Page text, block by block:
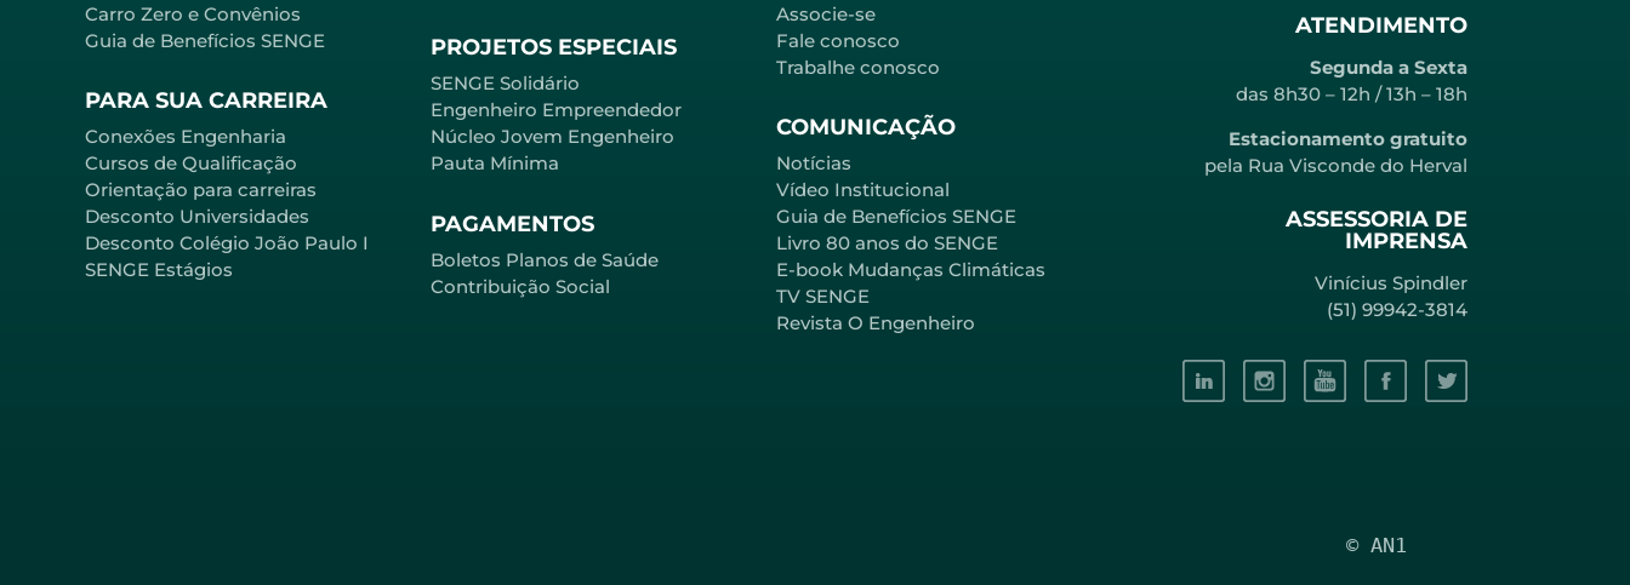
Carro Zero e Convênios
Guia de Benefícios SENGE
PARA SUA CARREIRA
Conexões Engenharia
Cursos de Qualificação
Orientação para carreiras
Desconto Universidades
Desconto Colégio João Paulo I
SENGE Estágios
PROJETOS ESPECIAIS
SENGE Solidário
Engenheiro Empreendedor
Núcleo Jovem Engenheiro
Pauta Mínima
PAGAMENTOS
Boletos Planos de Saúde
Contribuição Social
Associe-se
Fale conosco
Trabalhe conosco
COMUNICAÇÃO
Notícias
Vídeo Institucional
Guia de Benefícios SENGE
Livro 80 anos do SENGE
E-book Mudanças Climáticas
TV SENGE
Revista O Engenheiro
ATENDIMENTO
Segunda a Sexta
das 8h30 – 12h / 13h – 18h
Estacionamento gratuito
pela Rua Visconde do Herval
ASSESSORIA DE
IMPRENSA
Vinícius Spindler
(51) 99942-3814
© AN1